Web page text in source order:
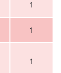
1
1
1